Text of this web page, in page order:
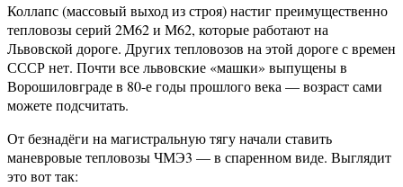
Коллапс (массовый выход из строя) настиг преимущественно
тепловозы серий 2М62 и М62, которые работают на
Львовской дороге. Других тепловозов на этой дороге с времен
СССР нет. Почти все львовские «машки» выпущены в
Ворошиловграде в 80-е годы прошлого века — возраст сами
можете подсчитать.
От безнадёги на магистральную тягу начали ставить
маневровые тепловозы ЧМЭ3 — в спаренном виде. Выглядит
это вот так: